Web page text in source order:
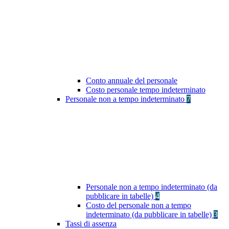
Conto annuale del personale
Costo personale tempo indeterminato
Personale non a tempo indeterminato 7
Personale non a tempo indeterminato (da
pubblicare in tabelle) 4
Costo del personale non a tempo
indeterminato (da pubblicare in tabelle) 3
Tassi di assenza